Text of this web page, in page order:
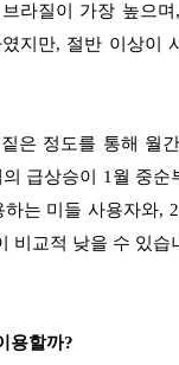
라질이 가장 높으
지만, 절반 이상이
은 정도를 통해 월
급상승이 1월 중순
는 미들 사용자와,
비교적 낮을 수 있습
용할까?